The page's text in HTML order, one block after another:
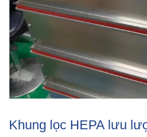
Khung lọc HEPA lưu